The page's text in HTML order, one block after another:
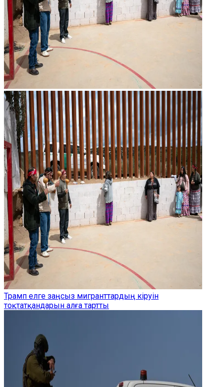
Трамп елге заңсыз мигранттардың кіруін
тоқтатқандарын алға тартты